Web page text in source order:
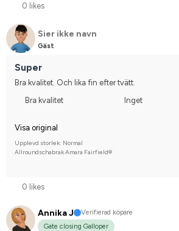
0 likes
Sier ikke navn
Gäst
Super
Bra kvalitet. Och lika fin efter tvätt.
Bra kvalitet
Inget
Visa original
Upplevd storlek: Normal
Allroundschabrak Amara Fairfield®
0 likes
Annika J
Verifierad köpare
Gate closing Galloper